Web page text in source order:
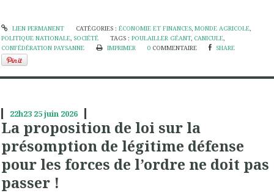
LIEN PERMANENT CATÉGORIES : ÉCONOMIE ET FINANCES, MONDE AGRICOLE,
POLITIQUE NATIONALE, SOCIÉTÉ TAGS :POULAILLER GÉANT, CANICULE,
CONFÉDÉRATION PAYSANNE
IMPRIMER 0 COMMENTAIRE SHARE
22h23 25juin 2026
La proposition de loi sur la
présomption de légitime défense
pour les forces de l’ordre ne doit pas
passer !